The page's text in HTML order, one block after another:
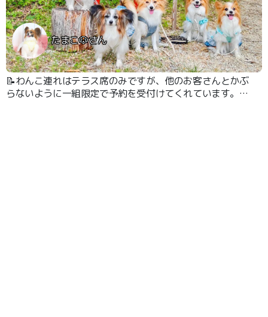
たまこ🐶さん
📝わんこ連れはテラス席のみですが、他のお客さんとかぶ
らないように一組限定で予約を受付けてくれています。